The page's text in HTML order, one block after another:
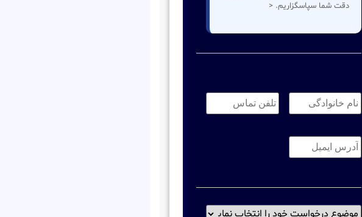
دقت شما سپاسگزاریم. <
خانوادگی:
*
تماس:
*
موضوع